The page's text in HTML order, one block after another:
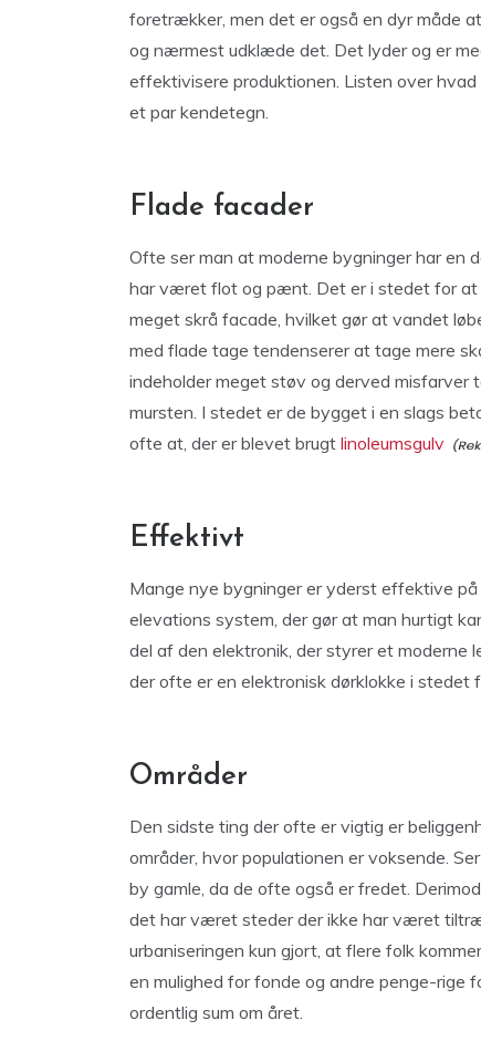
foretrækker, men det er også en dyr måde
og nærmest udklæde det. Det lyder og er
effektivisere produktionen. Listen over
et par kendetegn.
Flade facader
Ofte ser man at moderne bygninger har en
har været flot og pænt. Det er i stedet for at
meget skrå facade, hvilket gør at vandet
med flade tage tendenserer at tage mere
indeholder meget støv og derved misfarver
mursten. I stedet er de bygget i en slags
ofte at, der er blevet brugt linoleumsgulv
Effektivt
Mange nye bygninger er yderst effektive
elevations system, der gør at man hurtigt
del af den elektronik, der styrer et moderne
der ofte er en elektronisk dørklokke i stedet
Områder
Den sidste ting der ofte er vigtig er
områder, hvor populationen er voksende.
by gamle, da de ofte også er fredet.
det har været steder der ikke har været
urbaniseringen kun gjort, at flere folk
en mulighed for fonde og andre penge-rige
ordentlig sum om året.